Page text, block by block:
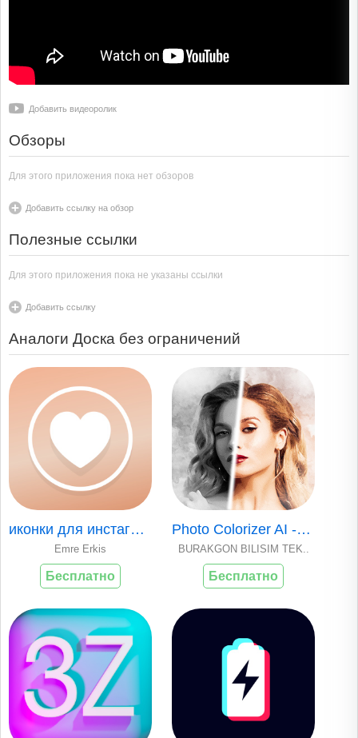
Добавить видеоролик
Обзоры
Для этого приложения пока нет обзоров
Добавить ссылку на обзор
Полезные ссылки
Для этого приложения пока не указаны ссылки
Добавить ссылку
Аналоги Доска без ограничений
иконки для инстаграм & создать
Emre Erkis
Бесплатно
Photo Colorizer AI -B&W Photos
BURAKGON BILISIM TEK..
Бесплатно